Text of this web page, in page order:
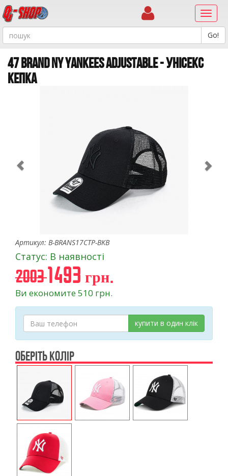
47 BRAND NY YANKEES ADJUSTABLE - УНІСЕКС
КЕПКА
Артикул: B-BRANS17CTP-BKB
Статус: В наявності
20031493 грн.
Ви економите 510 грн.
купити в один клік
ОБЕРІТЬ КОЛІР